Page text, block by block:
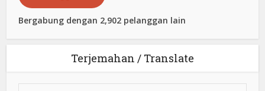
Bergabung dengan 2,902 pelanggan lain
Terjemahan / Translate